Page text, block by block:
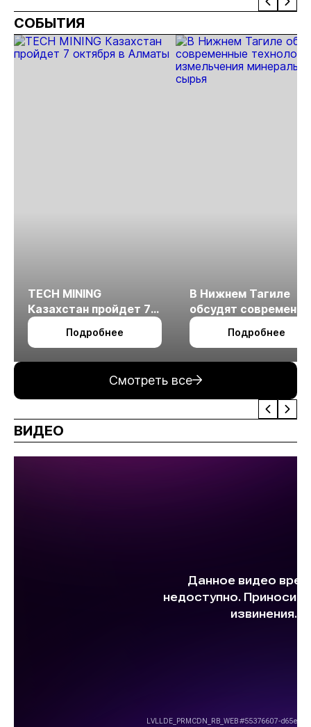
СОБЫТИЯ
TECH MINING
Казахстан пройдет 7
октября в Алматы
Подробнее
В Нижнем Тагиле
обсудят
технологии
измельчения
Подробнее
Смотреть все
ВИДЕО